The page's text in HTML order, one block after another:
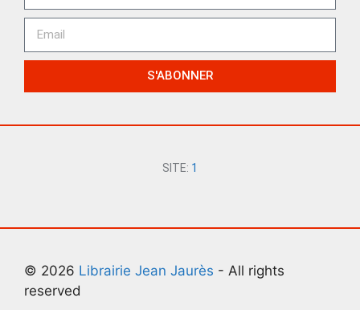
S'ABONNER
SITE: 1
© 2026 Librairie Jean Jaurès - All rights
reserved